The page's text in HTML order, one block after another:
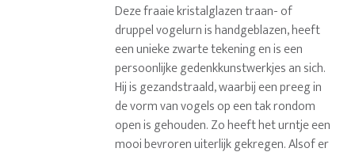
Deze fraaie kristalglazen traan- of
druppel vogelurn is handgeblazen, heeft
een unieke zwarte tekening en is een
persoonlijke gedenkkunstwerkjes an sich.
Hij is gezandstraald, waarbij een preeg in
de vorm van vogels op een tak rondom
open is gehouden. Zo heeft het urntje een
mooi bevroren uiterlijk gekregen. Alsof er